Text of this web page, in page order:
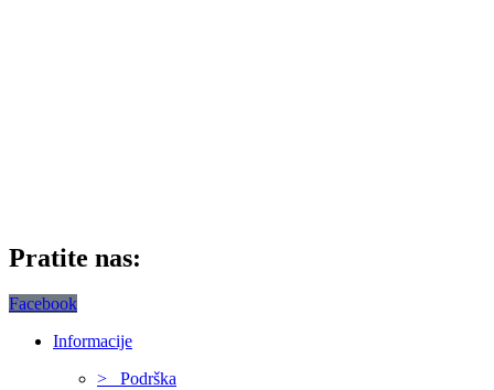
Pratite nas:
Facebook
Informacije
> Podrška